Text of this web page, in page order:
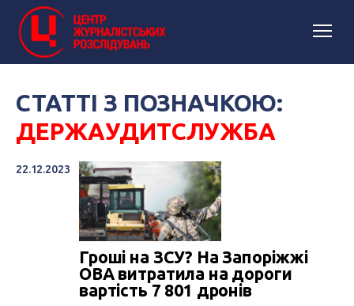
СТАТТІ З ПОЗНАЧКОЮ:
ДЕРЖАУДИТСЛУЖБА
22.12.2023
Гроші на ЗСУ? На Запоріжжі
ОВА витратила на дороги
вартість 7 801 дронів